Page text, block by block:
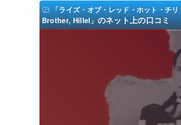
「ライズ・オブ・レッド・ホット・
Brother, Hillel」のネット上の口コミ